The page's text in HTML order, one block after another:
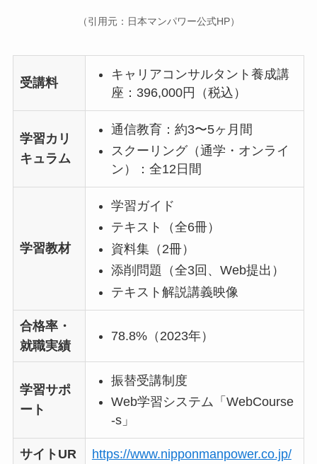
（引用元：日本マンパワー公式HP）
受講料
キャリアコンサルタント養成講
座：396,000円（税込）
学習カリ
キュラム
通信教育：約3〜5ヶ月間
スクーリング（通学・オンライ
ン）：全12日間
学習教材
学習ガイド
テキスト（全6冊）
資料集（2冊）
添削問題（全3回、Web提出）
テキスト解説講義映像
合格率・
就職実績
78.8%（2023年）
学習サポ
ート
振替受講制度
Web学習システム「WebCourse
-s」
サイトUR
https://www.nipponmanpower.co.jp/